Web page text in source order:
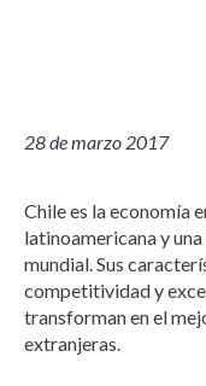
28 de marzo 2017
Chile es la economía
latinoamericana y
mundial. Sus
competitividad y
transforman en el
extranjeras.